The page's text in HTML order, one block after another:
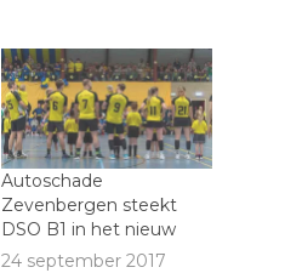
Autoschade
Zevenbergen steekt
DSO B1 in het nieuw
24 september 2017